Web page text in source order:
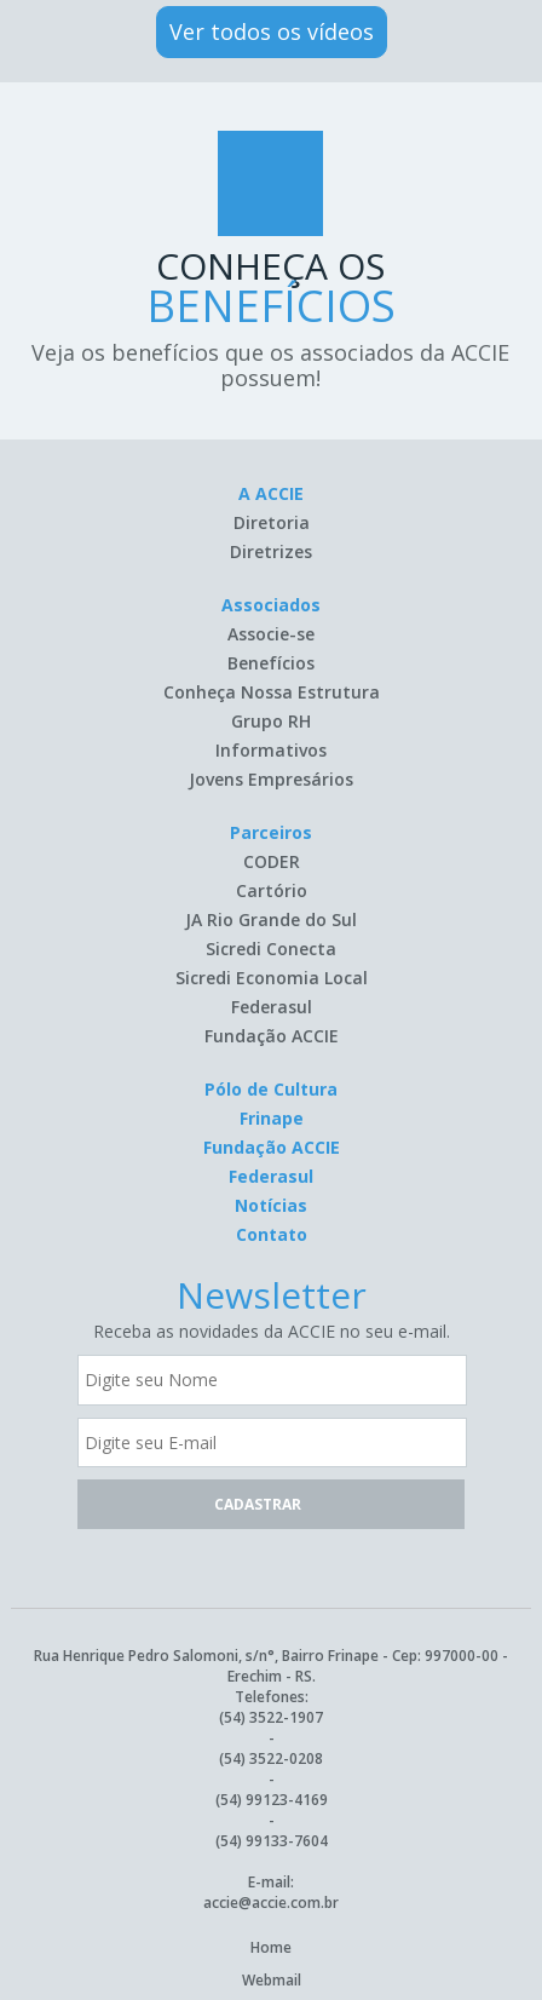
Ver todos os vídeos
CONHEÇA OS
BENEFÍCIOS
Veja os benefícios que os associados da ACCIE
possuem!
A ACCIE
Diretoria
Diretrizes
Associados
Associe-se
Benefícios
Conheça Nossa Estrutura
Grupo RH
Informativos
Jovens Empresários
Parceiros
CODER
Cartório
JA Rio Grande do Sul
Sicredi Conecta
Sicredi Economia Local
Federasul
Fundação ACCIE
Pólo de Cultura
Frinape
Fundação ACCIE
Federasul
Notícias
Contato
Newsletter
Receba as novidades da ACCIE no seu e-mail.
Rua Henrique Pedro Salomoni, s/n°, Bairro Frinape - Cep: 997000-00 -
Erechim - RS.
Telefones:
(54) 3522-1907
-
(54) 3522-0208
-
(54) 99123-4169
-
(54) 99133-7604
E-mail:
accie@accie.com.br
Home
Webmail